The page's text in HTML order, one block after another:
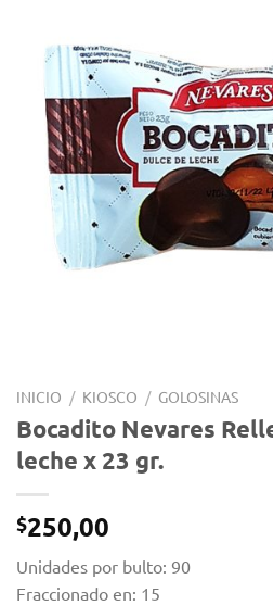
INICIO / KIOSCO / GOLOSINAS
Bocadito Nevares
leche x 23 gr.
$250,00
Unidades por bulto: 90
Fraccionado en: 15